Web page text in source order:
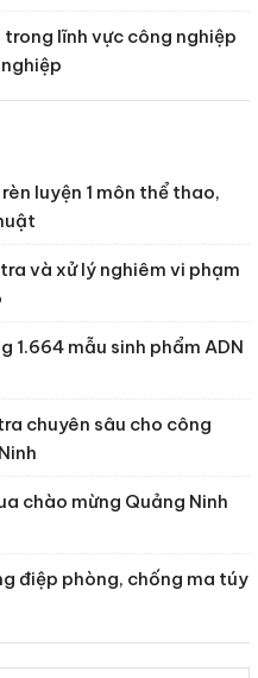
lĩnh vực công nghiệp
luyện 1 môn thể thao,
và xử lý nghiêm vi phạm
1.664 mẫu sinh phẩm ADN
chuyên sâu cho công
chào mừng Quảng Ninh
điệp phòng, chống ma túy